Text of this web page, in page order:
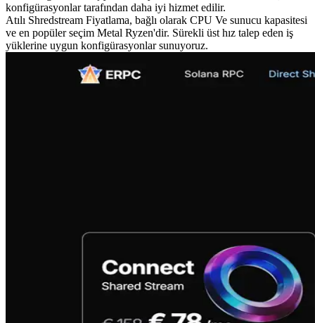
konfigürasyonlar tarafından daha iyi hizmet edilir.
Atılı Shredstream Fiyatlama, bağlı olarak CPU Ve sunucu kapasitesi
ve en popüler seçim Metal Ryzen'dir. Sürekli üst hız talep eden iş
yüklerine uygun konfigürasyonlar sunuyoruz.